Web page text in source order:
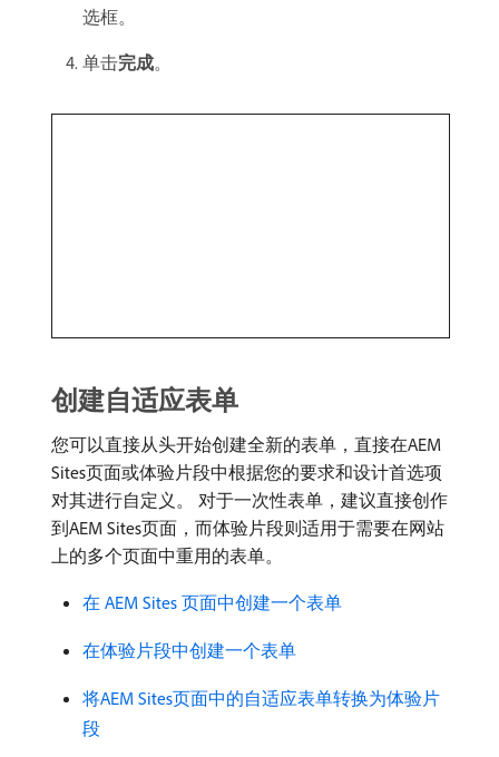
选框。
单击​完成。
创建自适应表单
您可以直接从头开始创建全新的表单，直接在AEM
Sites页面或体验片段中根据您的要求和设计首选项
对其进行自定义。 对于一次性表单，建议直接创作
到AEM Sites页面，而体验片段则适用于需要在网站
上的多个页面中重用的表单。
在 AEM Sites 页面中创建一个表单
在体验片段中创建一个表单
将AEM Sites页面中的自适应表单转换为体验片
段